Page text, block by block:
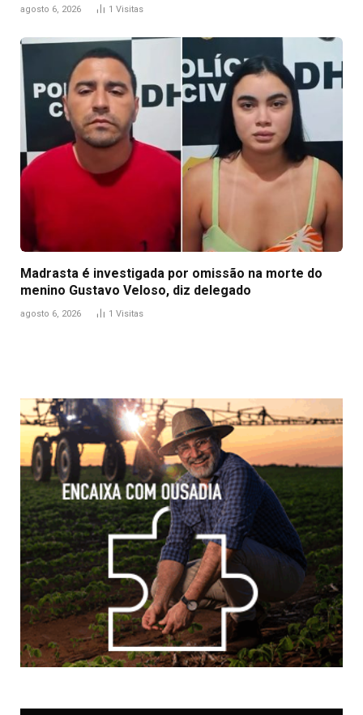
agosto 6, 2026 1 Visitas
Madrasta é investigada por omissão na morte do
menino Gustavo Veloso, diz delegado
agosto 6, 2026 1 Visitas